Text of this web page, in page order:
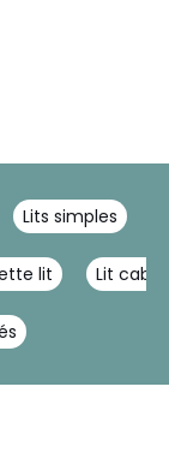
Lits simples
lit Lit